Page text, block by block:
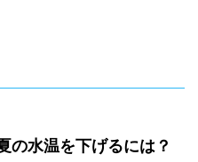
の水温を下げるには？